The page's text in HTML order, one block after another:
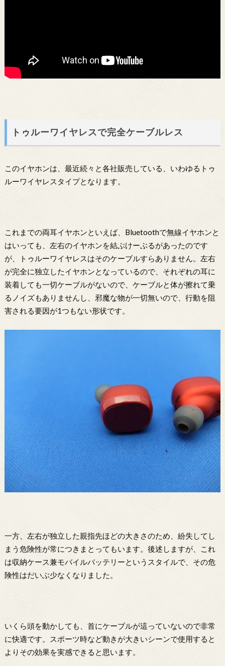
トゥルーワイヤレスで完全ケーブルレス
このイヤホンは、最近続々と各社販売している、いわゆるトゥ
ルーワイヤレスタイプとなります。
これまでの両耳イヤホンといえば、Bluetoothで無線イヤホンと
はいっても、左右のイヤホンを結ぶけーぶるがあったのです
が、トゥルーワイヤレスはそのケーブルすらありません。左右
が完全に独立したイヤホンとなっているので、それぞれの耳に
装着しても一切ケーブルがないので、ケーブルと体が擦れて乗
るノイズもありませんし、邪魔な物が一切無いので、行動を阻
害される要因が1つもない形状です。
一方、左右が独立した親指先ほどの大きさのため、紛失してし
まう危険性が常につきまとってもいます。後述しますが、これ
は収納ケース兼モバイルバッテリーというスタイルで、その危
険性はだいぶ少なくなりました。
いくら頭を動かしても、首にケーブルが這っていないので非常
に快適です。スポーツ時など動きが大きいシーンで使用すると
よりその効果を実感できると思います。